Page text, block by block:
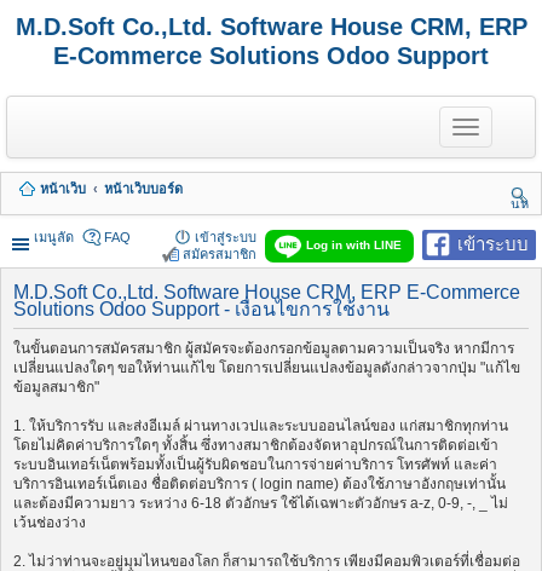
M.D.Soft Co.,Ltd. Software House CRM, ERP
E-Commerce Solutions Odoo Support
T
o
g
e
n
a
v
i
a
t
i
o
หน้าเว็บ
หน้าเว็บบอร์ด
นห
า
เมนูลัด
เข้าระบบ
Log in with LINE
FAQ
เข้าสู่ระบบ
สมัครสมาชิก
M.D.Soft Co.,Ltd. Software House CRM, ERP E-Commerce
Solutions Odoo Support - เงื่อนไขการใช้งาน
ในขั้นตอนการสมัครสมาชิก ผู้สมัครจะต้องกรอกข้อมูลตามความเป็นจริง หากมีการ
เปลี่ยนแปลงใดๆ ขอให้ท่านแก้ไข โดยการเปลี่ยนแปลงข้อมูลดังกล่าวจากปุ่ม "แก้ไข
ข้อมูลสมาชิก"
1. ให้บริการรับ และส่งอีเมล์ ผ่านทางเวปและระบบออนไลน์ของ แก่สมาชิกทุกท่าน
โดยไม่คิดค่าบริการใดๆ ทั้งสิ้น ซึ่งทางสมาชิกต้องจัดหาอุปกรณ์ในการติดต่อเข้า
ระบบอินเทอร์เน็ตพร้อมทั้งเป็นผู้รับผิดชอบในการจ่ายค่าบริการ โทรศัพท์ และค่า
บริการอินเทอร์เน็ตเอง ชื่อติดต่อบริการ ( login name) ต้องใช้ภาษาอังกฤษเท่านั้น
และต้องมีความยาว ระหว่าง 6-18 ตัวอักษร ใช้ได้เฉพาะตัวอักษร a-z, 0-9, -, _ ไม่
เว้นช่องว่าง
2. ไม่ว่าท่านจะอยู่มุมไหนของโลก ก็สามารถใช้บริการ เพียงมีคอมพิวเตอร์ที่เชื่อมต่อ